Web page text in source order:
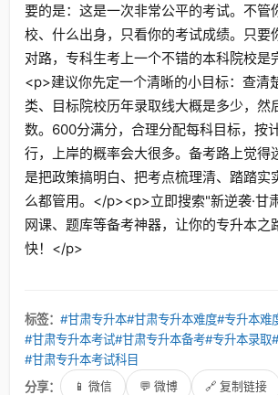
要的是：这是一次非常公平的考试。不管
校、什么出身，只看你的考试成绩。只要
对路，专科生考上一个不错的本科院校
<p>建议你先定一个清晰的小目标：查清
类、目标院校历年录取线大概是多少，然
数。600分满分，合理分配每科目标，按
行，上岸的概率会大很多。备考路上觉得
是把政策搞明白、把考点梳理清、踏踏实
么都管用。</p><p>立即搜索"新逆袭·甘
网课、题库等备考神器，让你的专升本之
快！</p>
标签： #甘肃专升本#甘肃专升本难度#专升本难
#甘肃专升本考试#甘肃专升本备考#专升本录取
#甘肃专升本考试科目
分享：
📱 微信 💬 微博 🔗 复制链接